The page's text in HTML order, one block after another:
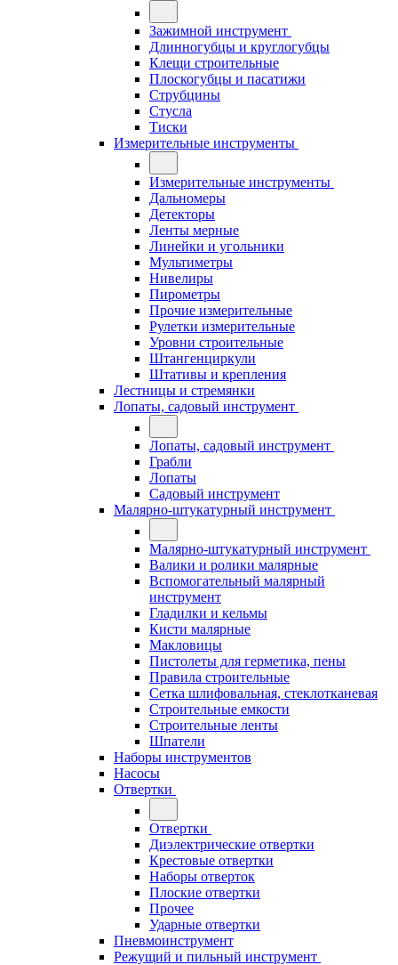
Зажимной инструмент
Длинногубцы и круглогубцы
Клещи строительные
Плоскогубцы и пасатижи
Струбцины
Стусла
Тиски
Измерительные инструменты
Измерительные инструменты
Дальномеры
Детекторы
Ленты мерные
Линейки и угольники
Мультиметры
Нивелиры
Пирометры
Прочие измерительные
Рулетки измерительные
Уровни строительные
Штангенциркули
Штативы и крепления
Лестницы и стремянки
Лопаты, садовый инструмент
Лопаты, садовый инструмент
Грабли
Лопаты
Садовый инструмент
Малярно-штукатурный инструмент
Малярно-штукатурный инструмент
Валики и ролики малярные
Вспомогательный малярный
инструмент
Гладилки и кельмы
Кисти малярные
Макловицы
Пистолеты для герметика, пены
Правила строительные
Сетка шлифовальная, стеклотканевая
Строительные емкости
Строительные ленты
Шпатели
Наборы инструментов
Насосы
Отвертки
Отвертки
Диэлектрические отвертки
Крестовые отвертки
Наборы отверток
Плоские отвертки
Прочее
Ударные отвертки
Пневмоинструмент
Режущий и пильный инструмент